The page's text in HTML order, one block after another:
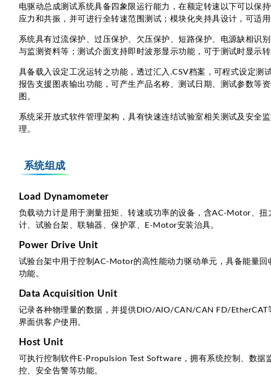
电驱动总成测试系统具备四象限运行能力，在额定转速以下可以保
应力和共振，并可进行全转速范围测试；模块化夹持具设计，可适用
系统具有过流保护、过压保护、欠压保护、短路保护、电源缺相识
与监测资料等；测试介面支持即时波形显示功能，可于测试时显示
具备载入设定工况运转之功能，透过汇入.CSV档案，可程式设定
报告支援图表输出功能，可产生产品名称、测试日期、测试参数等
图。
系统采开放式软件管理架构，具有快速连结试验室相关测试及安全
理。
系统组成
Load Dynamometer
负载动力计是用于测量扭矩、转速或功率的设备，含AC-Motor、扭
计、试验台架、联轴器、保护罩、E-Motor安装治具。
Power Drive Unit
试验台架中用于控制AC-Motor的高性能动力驱动单元，具备能量回
功能。
Data Acquisition Unit
记录各种物理量的数据，并提供DIO/AIO/CAN/CAN FD/EtherCAT
界面供客户使用。
Host Unit
可执行控制软件E-Propulsion Test Software，拥有系统控制、数据
控、安全告警等功能。